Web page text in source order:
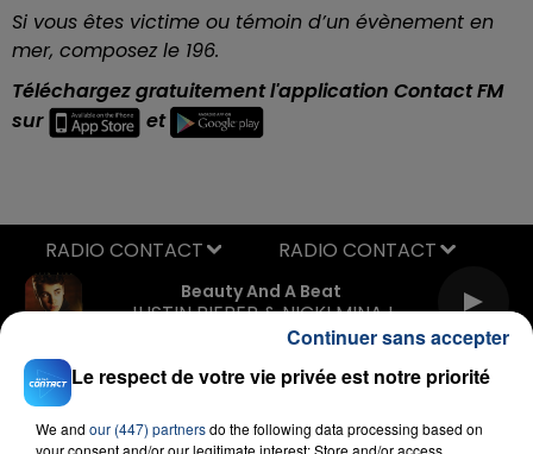
Si vous êtes victime ou témoin d’un évènement en
mer, composez le 196.
Téléchargez gratuitement l'application Contact FM
sur
et
Beauty And A Beat
JUSTIN BIEBER & NICKI MINAJ
RADIO CONTACT
Le respect de votre vie privée est notre priorité
We and our (447) partnersdo the following data processing based on
your consent and/or our legitimate interest: Store and/or access
Continuer sans accepter